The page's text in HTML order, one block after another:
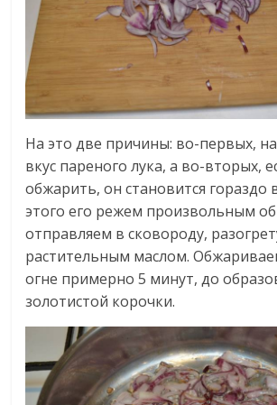
На это две причины: во-первых,
вкус пареного лука, а во-вторых,
обжарить, он становится гораздо
этого его режем произвольным
отправляем в сковороду,
растительным маслом.
огне примерно 5 минут, до
золотистой корочки.